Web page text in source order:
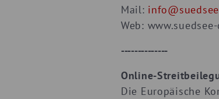
Mail:
Web:
--------------
Online-
Die Europäische